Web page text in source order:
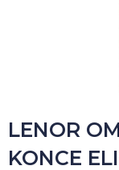
LENOR
KONCE